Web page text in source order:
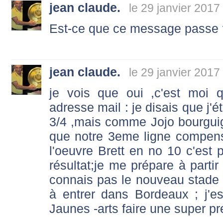
jean claude. le 29 janvier
Est-ce que ce message passe
jean claude. le 29 janvier
je vois que oui ,c'est moi
adresse mail : je disais que
3/4 ,mais comme Jojo
que notre 3eme ligne
l'oeuvre Brett en no 10 c'est
résultat;je me prépare à
connais pas le nouveau
à entrer dans Bordeaux ;
Jaunes -arts faire une super